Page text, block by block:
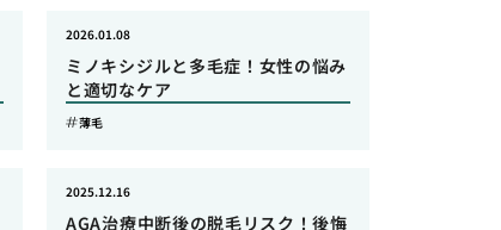
ミノキシジルと多毛症！女性の悩み
と適切なケア
2026.01.08
薄毛
AGA治療中断後の脱毛リスク！後悔
2025.12.16